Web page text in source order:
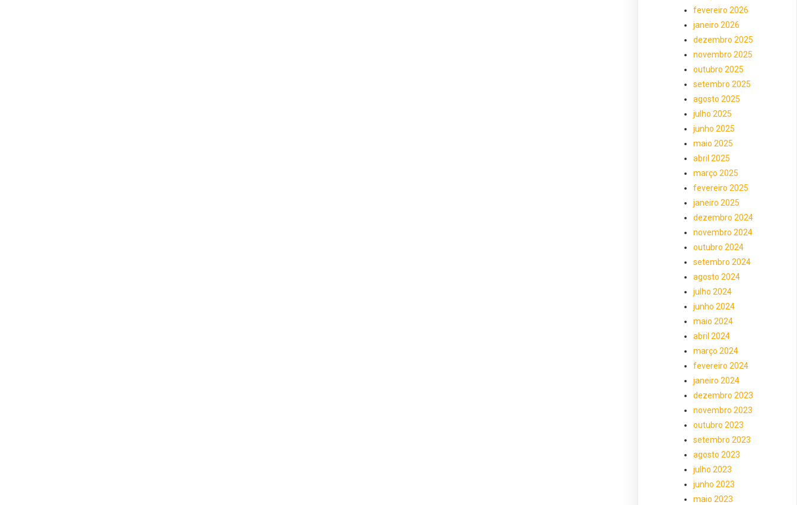
fevereiro 2026
janeiro 2026
dezembro 2025
novembro 2025
outubro 2025
setembro 2025
agosto 2025
julho 2025
junho 2025
maio 2025
abril 2025
março 2025
fevereiro 2025
janeiro 2025
dezembro 2024
novembro 2024
outubro 2024
setembro 2024
agosto 2024
julho 2024
junho 2024
maio 2024
abril 2024
março 2024
fevereiro 2024
janeiro 2024
dezembro 2023
novembro 2023
outubro 2023
setembro 2023
agosto 2023
julho 2023
junho 2023
maio 2023